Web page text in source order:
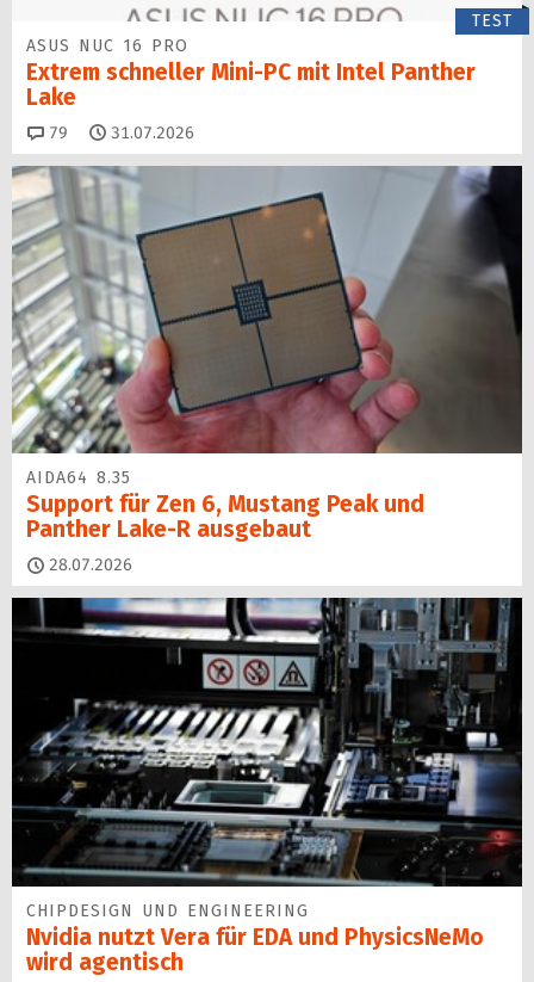
TEST
ASUS NUC 16 PRO
Extrem schneller Mini-PC mit Intel Panther
Lake
79 Kommentare
31.07.2026
AIDA64 8.35
Support für Zen 6, Mustang Peak und
Panther Lake-R ausgebaut
28.07.2026
CHIPDESIGN UND ENGINEERING
Nvidia nutzt Vera für EDA und PhysicsNeMo
wird agentisch